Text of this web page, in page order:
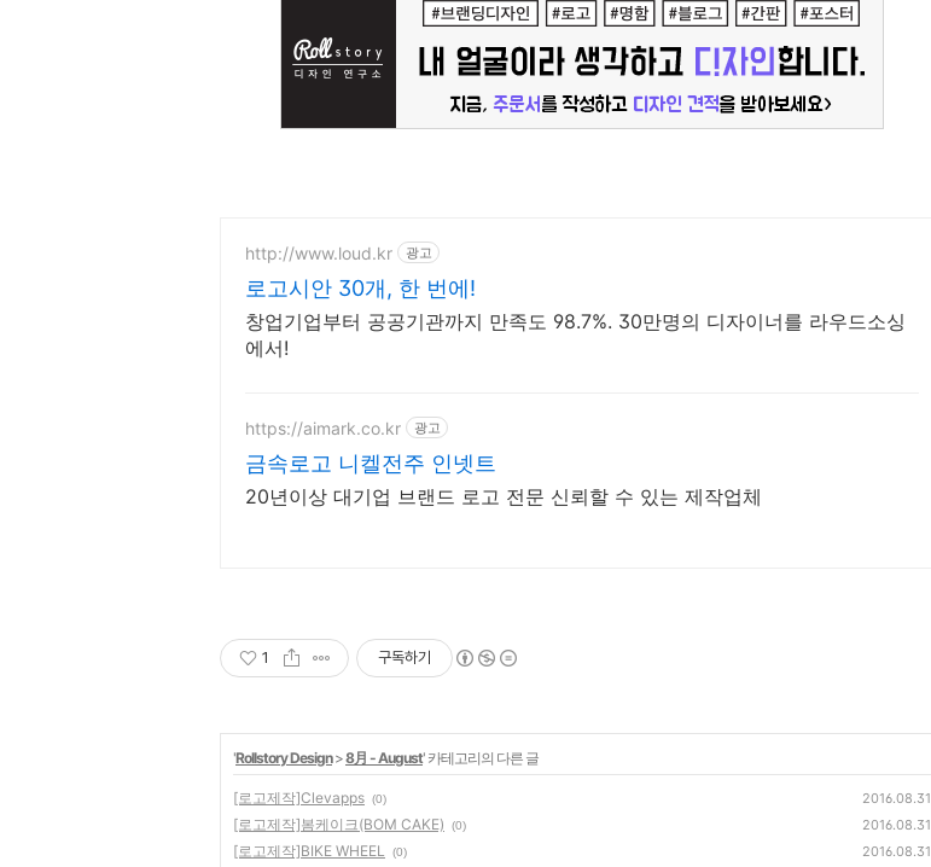
http://www.loud.kr 광고
로고시안 30개, 한 번에!
창업기업부터 공공기관까지 만족도 98.7%. 30만명의 디자이너를 라우드소싱
에서!
https://aimark.co.kr 광고
금속로고 니켈전주 인넷트
20년이상 대기업 브랜드 로고 전문 신뢰할 수 있는 제작업체
1 구독하기
'Rollstory Design>8月 - August' 카테고리의 다른 글
[로고제작]Clevapps (0) 2016.08.31
[로고제작]봄케이크(BOM CAKE) (0) 2016.08.31
[로고제작]BIKE WHEEL (0) 2016.08.31